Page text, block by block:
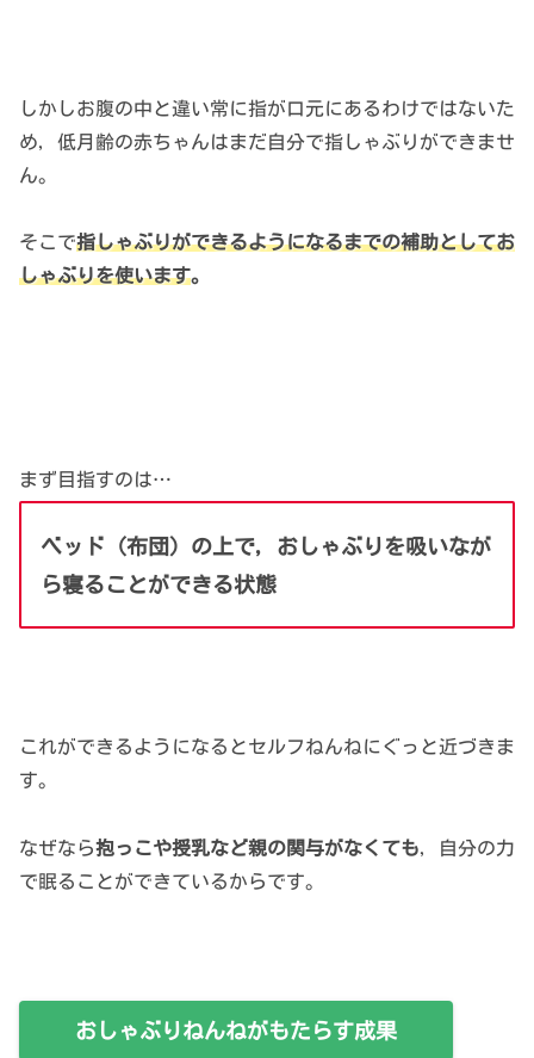
しかしお腹の中と違い常に指が口元にあるわけではないた
め，低月齢の赤ちゃんはまだ自分で指しゃぶりができませ
ん。
そこで指しゃぶりができるようになるまでの補助としてお
しゃぶりを使います。
まず目指すのは…
ベッド（布団）の上で，おしゃぶりを吸いなが
ら寝ることができる状態
これができるようになるとセルフねんねにぐっと近づきま
す。
なぜなら抱っこや授乳など親の関与がなくても，自分の力
で眠ることができているからです。
おしゃぶりねんねがもたらす成果